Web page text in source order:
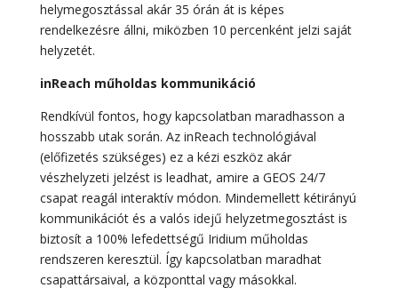
helymegosztással akár 35 órán át is képes
rendelkezésre állni, miközben 10 percenként jelzi saját
helyzetét.
inReach műholdas kommunikáció
Rendkívül fontos, hogy kapcsolatban maradhasson a
hosszabb utak során. Az inReach technológiával
(előfizetés szükséges) ez a kézi eszköz akár
vészhelyzeti jelzést is leadhat, amire a GEOS 24/7
csapat reagál interaktív módon. Mindemellett kétirányú
kommunikációt és a valós idejű helyzetmegosztást is
biztosít a 100% lefedettségű Iridium műholdas
rendszeren keresztül. Így kapcsolatban maradhat
csapattársaival, a központtal vagy másokkal.